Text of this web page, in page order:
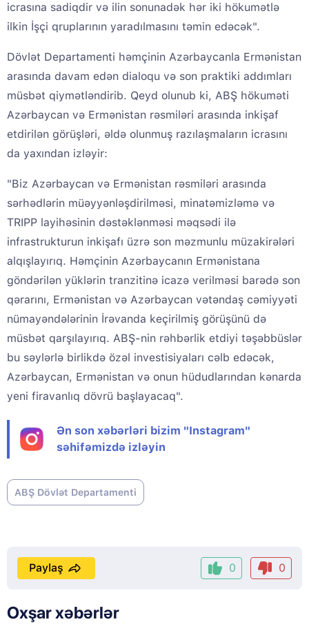
icrasına sadiqdir və ilin sonunadək hər iki hökumətlə
ilkin İşçi qruplarının yaradılmasını təmin edəcək".
Dövlət Departamenti həmçinin Azərbaycanla Ermənistan
arasında davam edən dialoqu və son praktiki addımları
müsbət qiymətləndirib. Qeyd olunub ki, ABŞ hökuməti
Azərbaycan və Ermənistan rəsmiləri arasında inkişaf
etdirilən görüşləri, əldə olunmuş razılaşmaların icrasını
da yaxından izləyir:
"Biz Azərbaycan və Ermənistan rəsmiləri arasında
sərhədlərin müəyyənləşdirilməsi, minatəmizləmə və
TRIPP layihəsinin dəstəklənməsi məqsədi ilə
infrastrukturun inkişafı üzrə son məzmunlu müzakirələri
alqışlayırıq. Həmçinin Azərbaycanın Ermənistana
göndərilən yüklərin tranzitinə icazə verilməsi barədə son
qərarını, Ermənistan və Azərbaycan vətəndaş cəmiyyəti
nümayəndələrinin İrəvanda keçirilmiş görüşünü də
müsbət qarşılayırıq. ABŞ-nin rəhbərlik etdiyi təşəbbüslər
bu səylərlə birlikdə özəl investisiyaları cəlb edəcək,
Azərbaycan, Ermənistan və onun hüdudlarından kənarda
yeni firavanlıq dövrü başlayacaq".
Ən son xəbərləri bizim "Instagram"
səhifəmizdə izləyin
ABŞ Dövlət Departamenti
0 0
Paylaş
Oxşar xəbərlər